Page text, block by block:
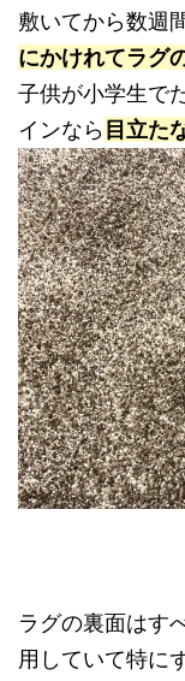
敷いてから数週
にかけれてラグ
子供が小学生で
インなら 目立た
ラグの裏面はす
用していて特に